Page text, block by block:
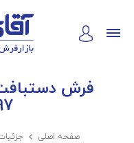
فرش
صفحه اصلی 